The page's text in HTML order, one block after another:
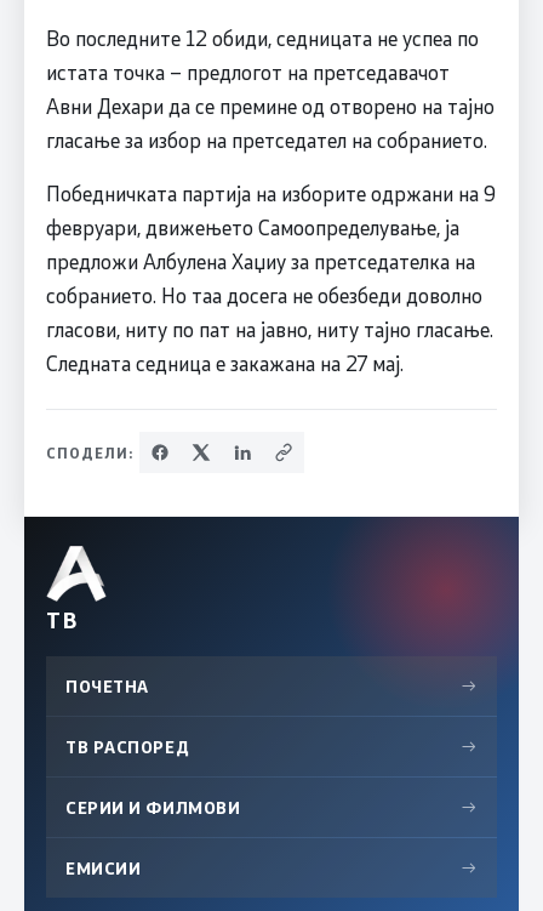
Во последните 12 обиди, седницата не успеа по
истата точка – предлогот на претседавачот
Авни Дехари да се премине од отворено на тајно
гласање за избор на претседател на собранието.
Победничката партија на изборите одржани на 9
февруари, движењето Самоопределување, ја
предложи Албулена Хаџиу за претседателка на
собранието. Но таа досега не обезбеди доволно
гласови, ниту по пат на јавно, ниту тајно гласање.
Следната седница е закажана на 27 мај.
СПОДЕЛИ:
ТВ
ПОЧЕТНА →
ТВ РАСПОРЕД →
СЕРИИ И ФИЛМОВИ →
ЕМИСИИ →